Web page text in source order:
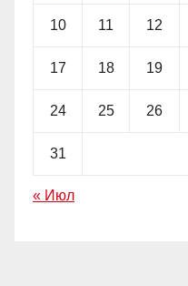
10 11 12
17 18 19
24 25 26
31
« Июл